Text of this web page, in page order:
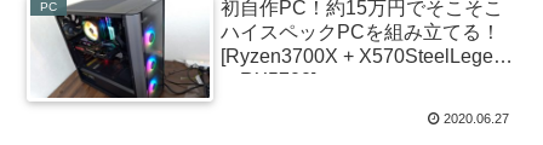
PC
初自作PC！約15万円でそこそこ
ハイスペックPCを組み立てる！
[Ryzen3700X + X570SteelLegend
＋RX5700]
2020.06.27